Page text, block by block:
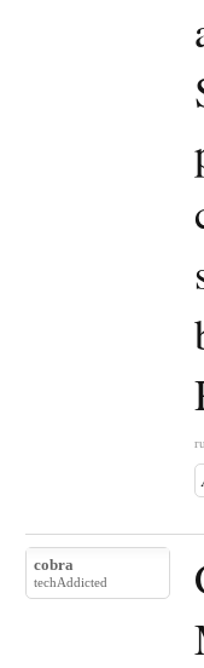
cobra
techAddicted